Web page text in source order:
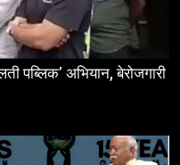
पब्लिक’ अभियान, बेरोजगारी